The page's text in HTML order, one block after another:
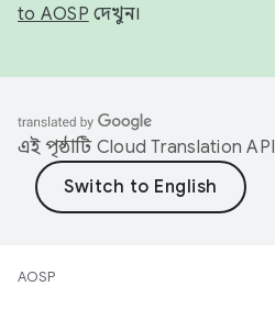
to AOSP দেখুন।
এই পৃষ্ঠাটি Cloud Translation API
AOSP